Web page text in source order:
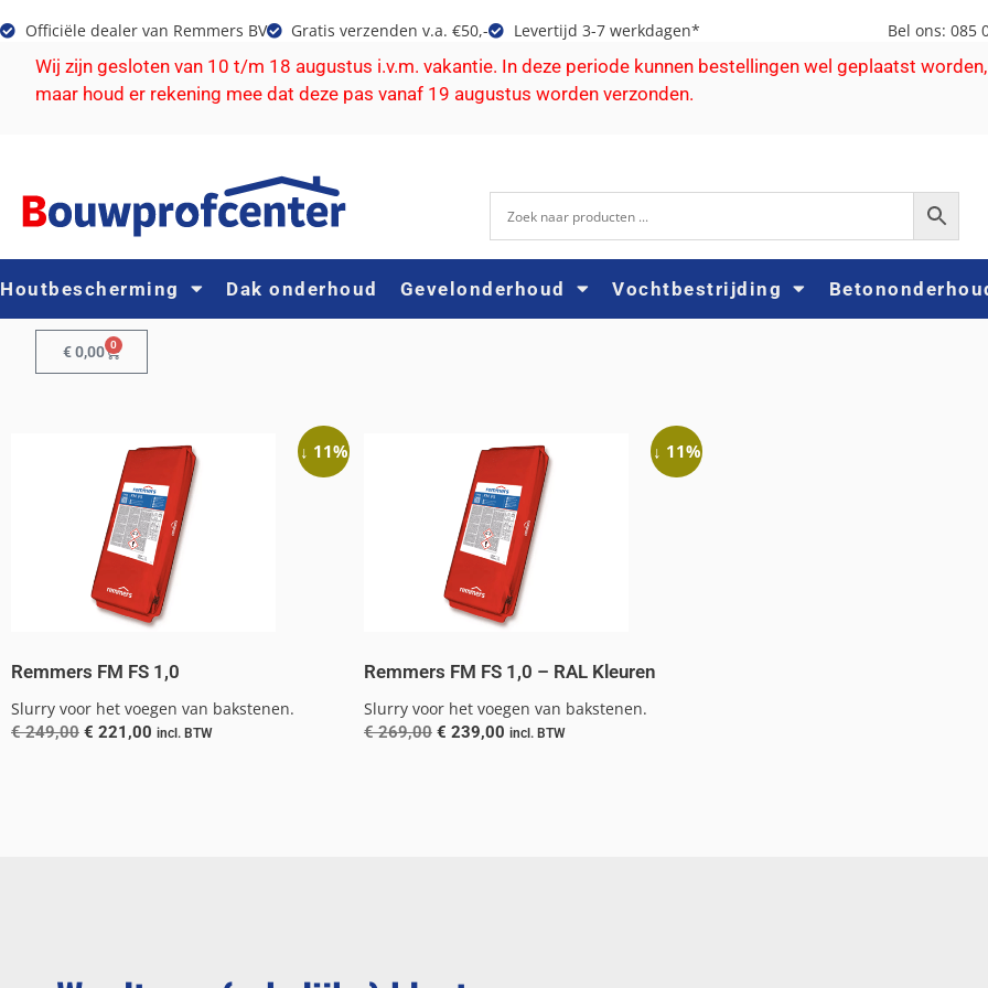
Officiële dealer van Remmers BV Gratis verzenden v.a. €50,- Levertijd 3-7 werkdagen* Bel ons: 085
Wij zijn gesloten van 10 t/m 18 augustus i.v.m. vakantie. In deze periode kunnen bestellingen wel geplaatst worden,
maar houd er rekening mee dat deze pas vanaf 19 augustus worden verzonden.
Houtbescherming Dak onderhoud Gevelonderhoud Vochtbestrijding
€0,00 0
↓ 11%
Remmers FM FS 1,0
Slurry voor het voegen van bakstenen.
€249,00 € 221,00 incl. BTW
↓ 11%
Remmers FM FS 1,0 – RAL Kleuren
Slurry voor het voegen van bakstenen.
€269,00 € 239,00 incl. BTW